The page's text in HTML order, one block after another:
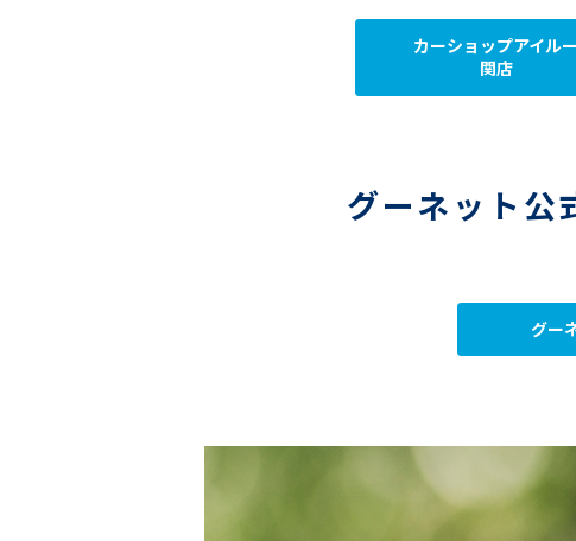
カーショップアイルー
関店
グーネット公
グー